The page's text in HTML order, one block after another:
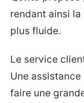
rendant ainsi
plus fluide.
Le service
Une
faire une